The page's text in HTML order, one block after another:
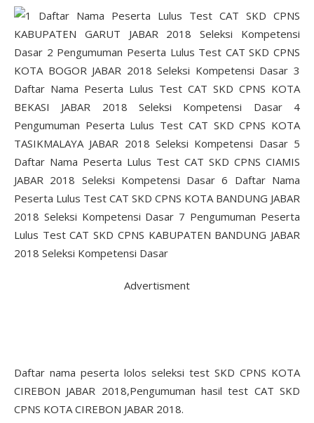
Advertisment
Daftar nama peserta lolos seleksi test SKD CPNS KOTA
CIREBON JABAR 2018,Pengumuman hasil test CAT SKD
CPNS KOTA CIREBON JABAR 2018.